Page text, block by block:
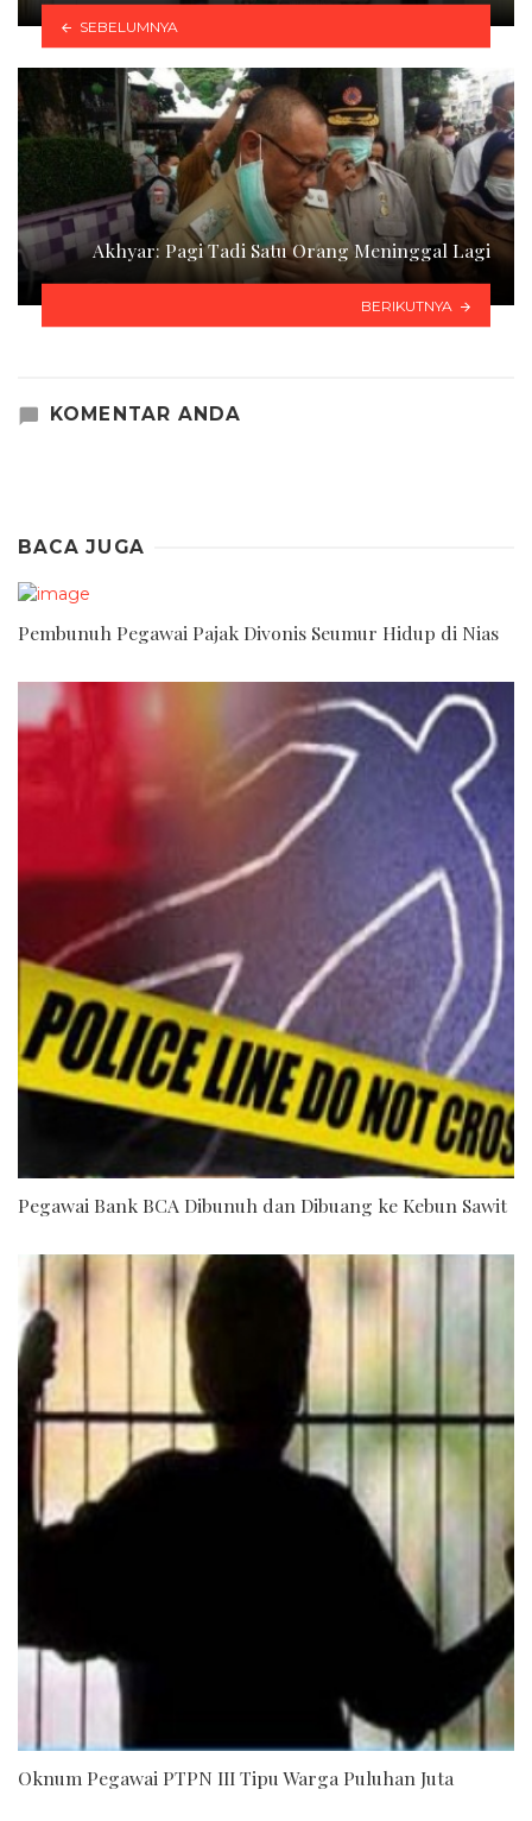
SEBELUMNYA
Akhyar: Pagi Tadi Satu Orang Meninggal Lagi
BERIKUTNYA
KOMENTAR ANDA
BACA JUGA
Pembunuh Pegawai Pajak Divonis Seumur Hidup di Nias
Pegawai Bank BCA Dibunuh dan Dibuang ke Kebun Sawit
Oknum Pegawai PTPN III Tipu Warga Puluhan Juta